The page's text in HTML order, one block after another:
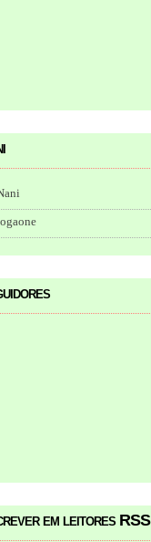
em leitores RSS